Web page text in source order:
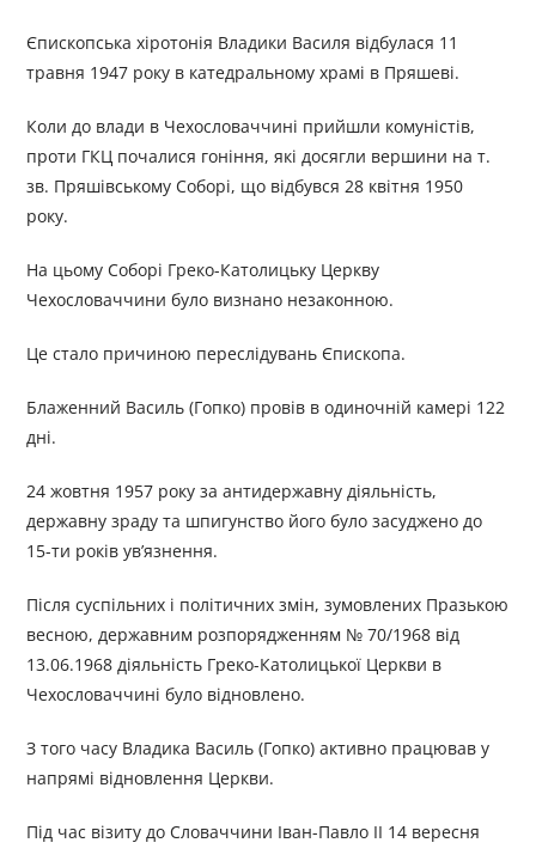
Єпископська хіротонія Владики Василя відбулася 11
травня 1947 року в катедральному храмі в Пряшеві.
Коли до влади в Чехословаччині прийшли комуністів,
проти ГКЦ почалися гоніння, які досягли вершини на т.
зв. Пряшівському Соборі, що відбувся 28 квітня 1950
року.
На цьому Соборі Греко-Католицьку Церкву
Чехословаччини було визнано незаконною.
Це стало причиною переслідувань Єпископа.
Блаженний Василь (Гопко) провів в одиночній камері 122
дні.
24 жовтня 1957 року за антидержавну діяльність,
державну зраду та шпигунство його було засуджено до
15-ти років ув’язнення.
Після суспільних і політичних змін, зумовлених Празькою
весною, державним розпорядженням № 70/1968 від
13.06.1968 діяльність Греко-Католицької Церкви в
Чехословаччині було відновлено.
З того часу Владика Василь (Гопко) активно працював у
напрямі відновлення Церкви.
Під час візиту до Словаччини Іван-Павло II 14 вересня